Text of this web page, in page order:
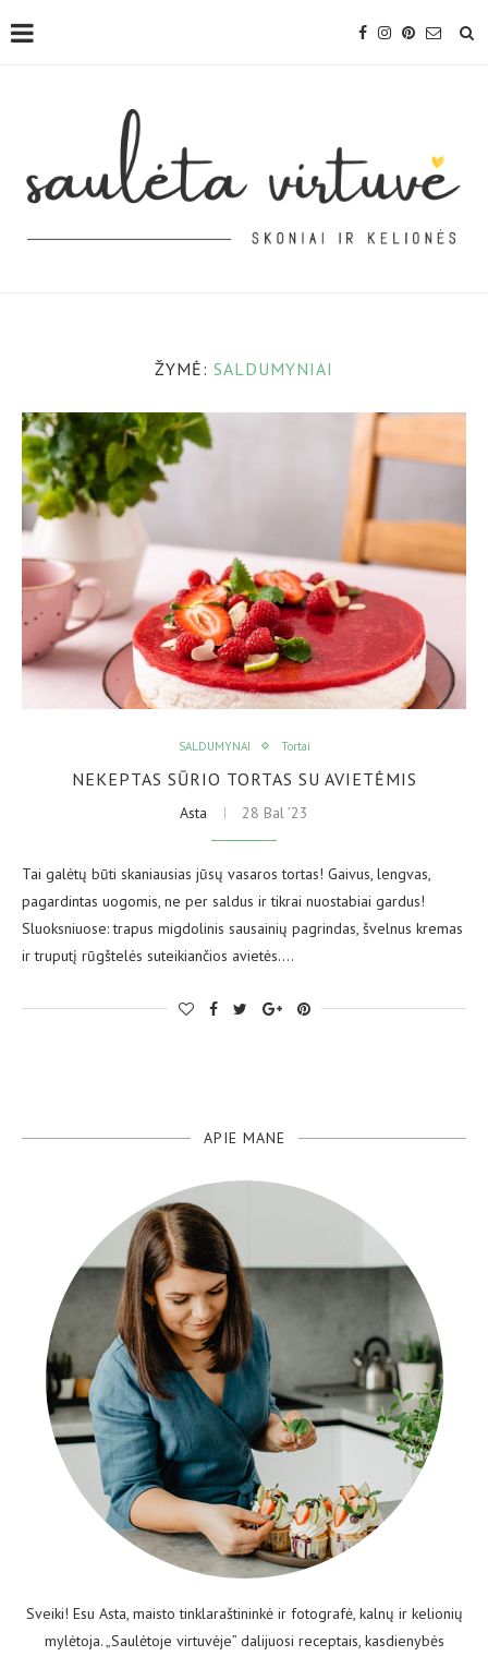
ŽYMĖ: SALDUMYNIAI
SALDUMYNAI Tortai
NEKEPTAS SŪRIO TORTAS SU AVIETĖMIS
Asta 28 Bal ’23
Tai galėtų būti skaniausias jūsų vasaros tortas! Gaivus, lengvas,
pagardintas uogomis, ne per saldus ir tikrai nuostabiai gardus!
Sluoksniuose: trapus migdolinis sausainių pagrindas, švelnus kremas
ir truputį rūgštelės suteikiančios avietės.…
APIE MANE
Sveiki! Esu Asta, maisto tinklaraštininkė ir fotografė, kalnų ir kelionių
mylėtoja. „Saulėtoje virtuvėje” dalijuosi receptais, kasdienybės